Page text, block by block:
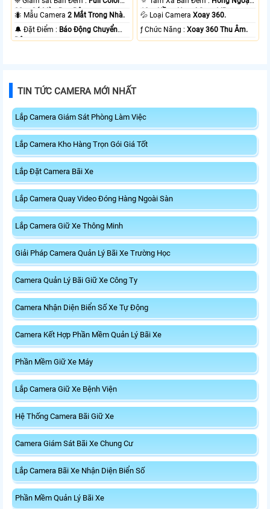
20m Có Màu Ban Ðêm.
🐜 Mẫu Camera2 Mắt Trong Nhà.
️🔔 Đặt Điểm : Báo Động Chuyển
Động.
10m Hồng Ngoại Smart IR.
💦 Loại CameraXoay 360.
️ƒ Chức Năng :Xoay 360 Thu Âm.
TIN TỨC CAMERA MỚI NHẤT
Lắp Camera Giám Sát Phòng Làm Việc
Lắp Camera Kho Hàng Trọn Gói Giá Tốt
Lắp Đặt Camera Bãi Xe
Lắp Camera Quay Video Đóng Hàng Ngoài Sàn
Lắp Camera Giữ Xe Thông Minh
Giải Pháp Camera Quản Lý Bãi Xe Trường Học
Camera Quản Lý Bãi Giữ Xe Công Ty
Camera Nhận Diện Biển Số Xe Tự Động
Camera Kết Hợp Phần Mềm Quản Lý Bãi Xe
Phần Mềm Giữ Xe Máy
Lắp Camera Giữ Xe Bệnh Viện
Hệ Thống Camera Bãi Giữ Xe
Camera Giám Sát Bãi Xe Chung Cư
Lắp Camera Bãi Xe Nhận Diện Biển Số
Phần Mềm Quản Lý Bãi Xe